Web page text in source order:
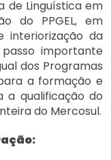
de Linguística em
do PPGEL, em
interiorização da
importante
dos Programas
a formação e
a qualificação do
do Mercosul.